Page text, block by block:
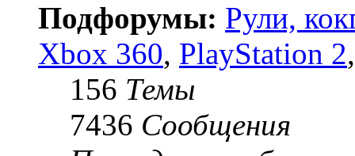
Подфорумы: Рули,
Xbox 360, PlayStation 2
156 Темы
7436 Сообщения